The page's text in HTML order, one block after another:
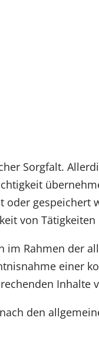
Sorgfalt.
gespeichert
von
Rahmen der
einer
Inhalte
den